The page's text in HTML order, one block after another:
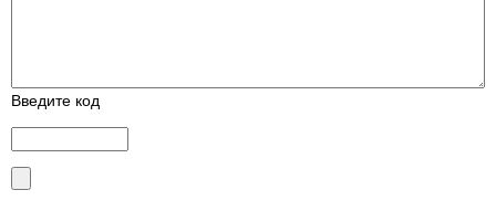
Введите код